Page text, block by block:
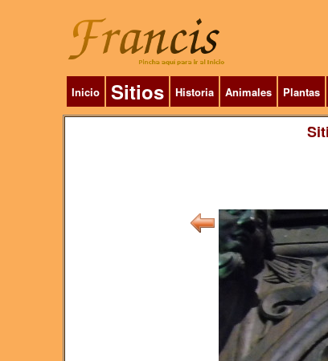
Inicio Sitios Historia Animales Plantas